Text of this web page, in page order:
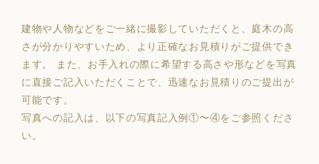
建物や人物などをご一緒に撮影していただくと、庭木の高
さが分かりやすいため、より正確なお見積りがご提供でき
ます。
また、お手入れの際に希望する高さや形などを写真
に直接ご記入いただくことで、迅速なお見積りのご提出が
可能です。
写真への記入は、以下の写真記入例①〜④をご参照くださ
い。